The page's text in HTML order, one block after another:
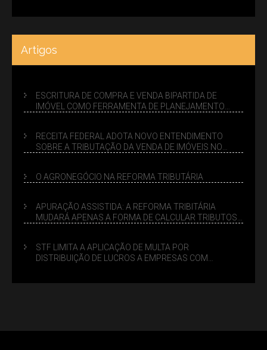
Artigos
ESCRITURA DE COMPRA E VENDA BIPARTIDA DE
IMÓVEL COMO FERRAMENTA DE PLANEJAMENTO
RECEITA FEDERAL ADOTA NOVO ENTENDIMENTO
SOBRE A TRIBUTAÇÃO DA VENDA DE IMÓVEIS NO
O AGRONEGÓCIO NA REFORMA TRIBUTÁRIA
APURAÇÃO ASSISTIDA: A REFORMA TRIBITÁRIA
MUDARÁ APENAS A FORMA DE CALCULAR TRIBUTOS
STF LIMITA A APLICAÇÃO DE MULTA POR
DISTRIBUIÇÃO DE LUCROS A EMPRESAS COM